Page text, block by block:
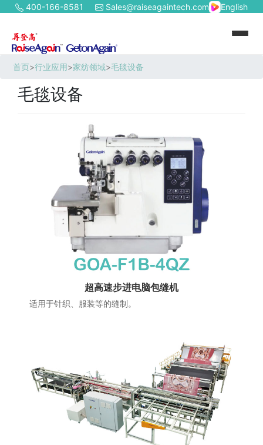
400-166-8581 Sales@raiseagaintech.com English
首页>行业应用>家纺领域>毛毯设备
毛毯设备
超高速步进电脑包缝机
适用于针织、服装等的缝制。